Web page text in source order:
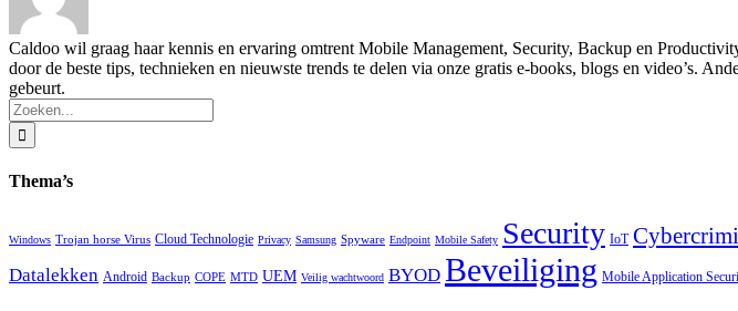
Caldoo wil graag haar kennis en ervaring omtrent Mobile Management, Security, Backup en
door de beste tips, technieken en nieuwste trends te delen via onze gratis e-books, blogs en video’s.
gebeurt.
Zoeken
naar:
Thema’s
Windows Trojan horse Virus Cloud Technologie Privacy Samsung Spyware Endpoint Mobile Safety Security IoT
Datalekken Android Backup COPE MTD UEM Veilig wachtwoord BYOD Beveiliging Mobile Application